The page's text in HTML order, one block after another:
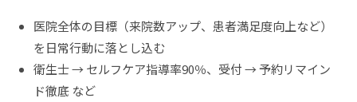
医院全体の目標（来院数アップ、患者満足度向上など）
を日常行動に落とし込む
衛生士 → セルフケア指導率90％、受付 → 予約リマイン
ド徹底 など